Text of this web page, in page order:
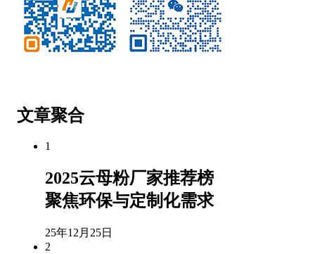
文章聚合
1
2025云母粉厂家推荐榜
聚焦环保与定制化需求
25年12月25日
2